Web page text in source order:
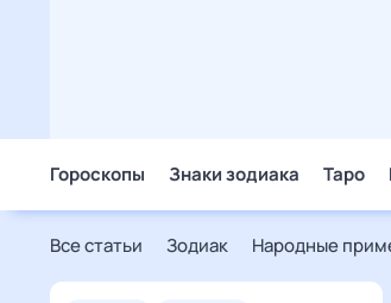
Гороскопы Знаки зодиака Таро
Все статьи Зодиак Народные